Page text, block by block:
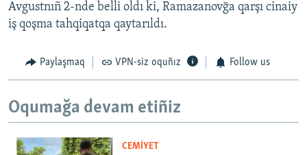
Avgustnıñ 2-nde belli oldı ki, Ramazanovğa qarşı cinaiy
iş qoşma tahqiqatqa qaytarıldı.
Paylaşmaq VPN-siz oquñız Follow us
Oqumağa devam etiñiz
CEMİYET